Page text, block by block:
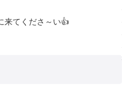
来てくださ～い👍